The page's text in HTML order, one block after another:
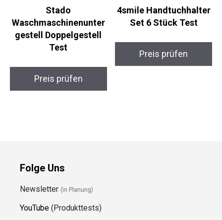
Stado
Waschmaschinenunter
gestell Doppelgestell
Test
Preis prüfen
4smile Handtuchhalter
Set 6 Stück Test
Preis prüfen
Folge Uns
Newsletter (in Planung)
YouTube (Produkttests)